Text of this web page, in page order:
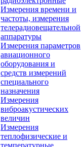
Измерения времени и
частоты, измерения
телерадиовещательной
аппаратуры
Измерения параметров
авиационного
оборудования и
средств измерений
специального
назначения
Измерения
виброакустических
величин
Измерения
теплофизические и
температурные